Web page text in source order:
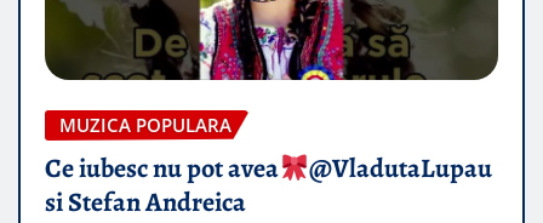
MUZICA POPULARA
Ce iubesc nu pot avea
​@VladutaLupau
si Stefan Andreica